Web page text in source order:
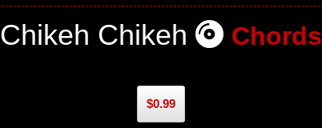
Chikeh Chikeh Chords
$0.99